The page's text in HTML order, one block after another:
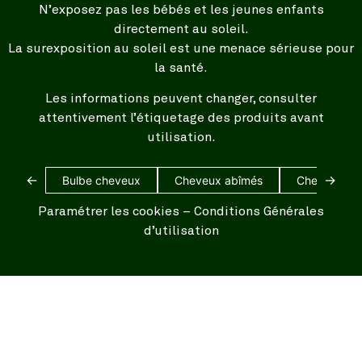
N’exposez pas les bébés et les jeunes enfants
directement au soleil.
La surexposition au soleil est une menace sérieuse pour
la santé.
Les informations peuvent changer, consulter
attentivement l’étiquetage des produits avant
utilisation.
← Bulbe cheveux Cheveux abîmés Cheveux
→
Paramétrer les cookies – Conditions Générales
d’utilisation